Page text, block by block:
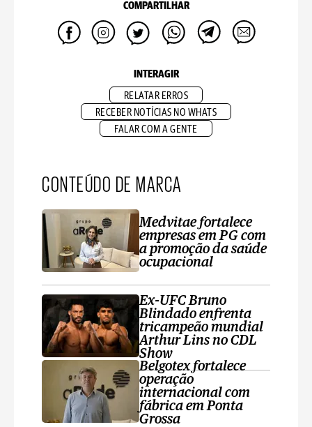
COMPARTILHAR
INTERAGIR
RELATAR ERROS
RECEBER NOTÍCIAS NO WHATS
FALAR COM A GENTE
CONTEÚDO DE MARCA
Medvitae fortalece
empresas em PG com
a promoção da saúde
ocupacional
Ex-UFC Bruno
Blindado enfrenta
tricampeão mundial
Arthur Lins no CDL
Show
Belgotex fortalece
operação
internacional com
fábrica em Ponta
Grossa